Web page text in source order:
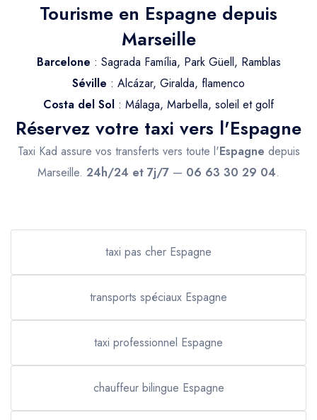
Tourisme en Espagne depuis
Marseille
Barcelone : Sagrada Família, Park Güell, Ramblas
Séville : Alcázar, Giralda, flamenco
Costa del Sol : Málaga, Marbella, soleil et golf
Réservez votre taxi vers l'Espagne
Taxi Kad assure vos transferts vers toute l'Espagne depuis
Marseille. 24h/24 et 7j/7 — 06 63 30 29 04.
taxi pas cher Espagne
transports spéciaux Espagne
taxi professionnel Espagne
chauffeur bilingue Espagne